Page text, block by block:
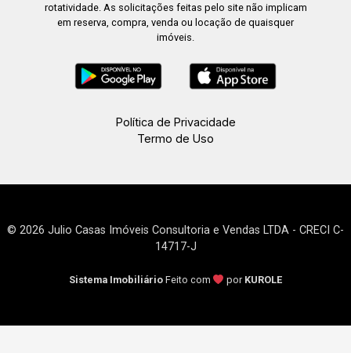
rotatividade. As solicitações feitas pelo site não implicam
em reserva, compra, venda ou locação de quaisquer
imóveis.
Política de Privacidade
Termo de Uso
© 2026 Julio Casas Imóveis Consultoria e Vendas LTDA - CRECI C-
14717-J
Sistema Imobiliário Feito com por KUROLE